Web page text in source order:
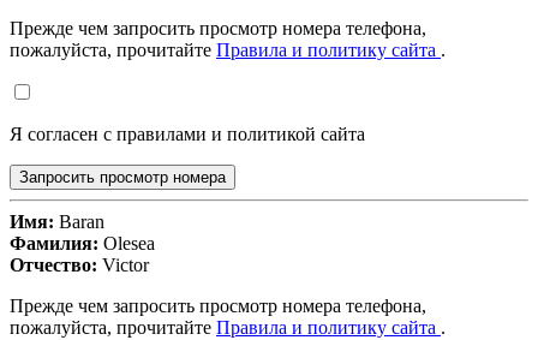
Прежде чем запросить просмотр номера телефона,
пожалуйста, прочитайте Правила и политику сайта .
Я согласен с правилами и политикой сайта
Запросить просмотр номера
Имя: Baran
Фамилия: Olesea
Отчество: Victor
Прежде чем запросить просмотр номера телефона,
пожалуйста, прочитайте Правила и политику сайта .